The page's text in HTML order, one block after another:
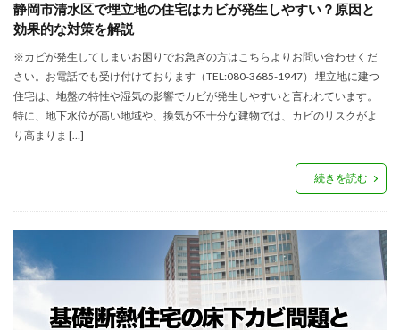
静岡市清水区で埋立地の住宅はカビが発生しやすい？原因と
効果的な対策を解説
※カビが発生してしまいお困りでお急ぎの方はこちらよりお問い合わせくだ
さい。お電話でも受け付けております（TEL:080-3685-1947） 埋立地に建つ
住宅は、地盤の特性や湿気の影響でカビが発生しやすいと言われています。
特に、地下水位が高い地域や、換気が不十分な建物では、カビのリスクがよ
り高まりま […]
続きを読む